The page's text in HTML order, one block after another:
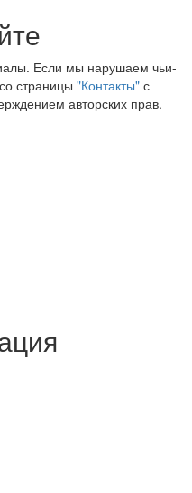
Если мы нарушаем чьи-
страницы "Контакты"с
авторских прав.